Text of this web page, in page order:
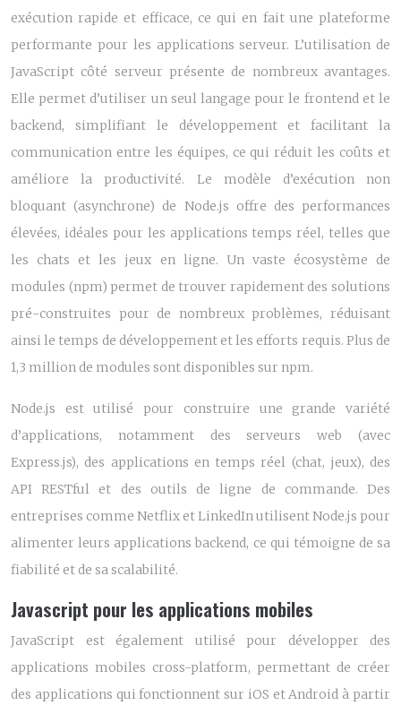
exécution rapide et efficace, ce qui en fait une plateforme
performante pour les applications serveur. L’utilisation de
JavaScript côté serveur présente de nombreux avantages.
Elle permet d’utiliser un seul langage pour le frontend et le
backend, simplifiant le développement et facilitant la
communication entre les équipes, ce qui réduit les coûts et
améliore la productivité. Le modèle d’exécution non
bloquant (asynchrone) de Node.js offre des performances
élevées, idéales pour les applications temps réel, telles que
les chats et les jeux en ligne. Un vaste écosystème de
modules (npm) permet de trouver rapidement des solutions
pré-construites pour de nombreux problèmes, réduisant
ainsi le temps de développement et les efforts requis. Plus de
1,3 million de modules sont disponibles sur npm.
Node.js est utilisé pour construire une grande variété
d’applications, notamment des serveurs web (avec
Express.js), des applications en temps réel (chat, jeux), des
API RESTful et des outils de ligne de commande. Des
entreprises comme Netflix et LinkedIn utilisent Node.js pour
alimenter leurs applications backend, ce qui témoigne de sa
fiabilité et de sa scalabilité.
Javascript pour les applications mobiles
JavaScript est également utilisé pour développer des
applications mobiles cross-platform, permettant de créer
des applications qui fonctionnent sur iOS et Android à partir